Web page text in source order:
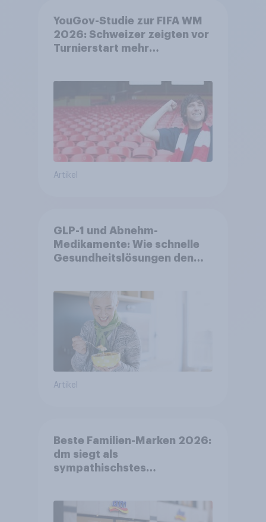
YouGov-Studie zur FIFA WM
2026: Schweizer zeigten vor
Turnierstart mehr
Artikel
GLP-1 und Abnehm-
Medikamente: Wie schnelle
Gesundheitslösungen den
Artikel
Beste Familien-Marken 2026:
dm siegt als
sympathischstes